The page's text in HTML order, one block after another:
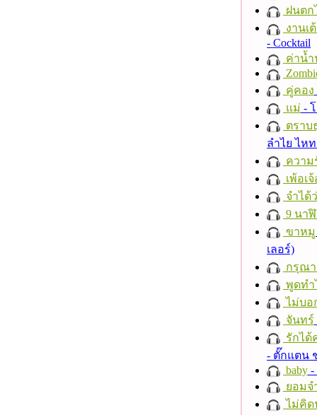
ฝนตก
งานเ
- Cocktail
ค่าน้
คู่คอง
แม่ -
ตราบ
ลำไย ไห
ความ
เพ้อเ
จำได้
9 นา
ขาหมู
เลอร์)
กรุณา
พูดทำ
ไม่บอ
จันทร์
รักได้
- ตั๊กแตน
baby -
ยอม
ไม่คิด